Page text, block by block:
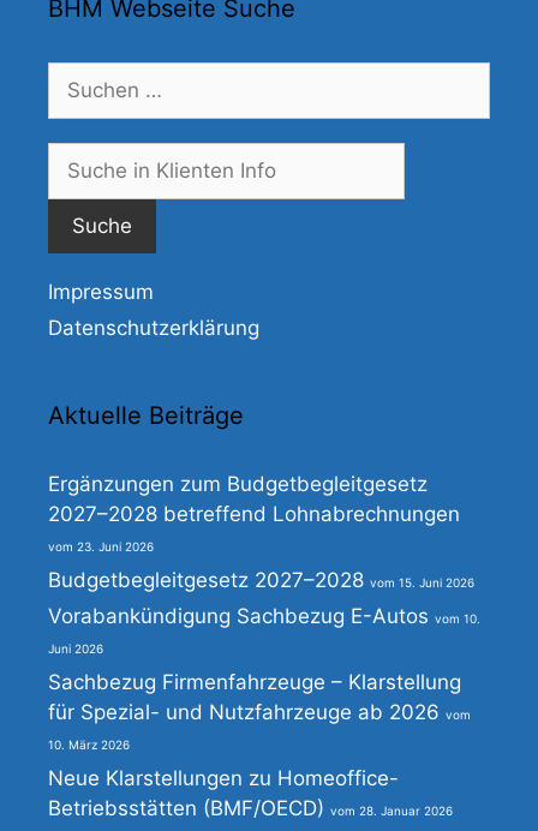
BHM Webseite Suche
Suchen
nach:
Impressum
Datenschutzerklärung
Aktuelle Beiträge
Ergänzungen zum Budgetbegleitgesetz
2027–2028 betreffend Lohnabrechnungen
23. Juni 2026
Budgetbegleitgesetz 2027–2028 15. Juni 2026
Vorabankündigung Sachbezug E-Autos 10.
Juni 2026
Sachbezug Firmenfahrzeuge – Klarstellung
für Spezial- und Nutzfahrzeuge ab 2026
10. März 2026
Neue Klarstellungen zu Homeoffice-
Betriebsstätten (BMF/OECD)
28. Januar 2026